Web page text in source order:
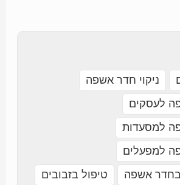
ניקוי חדר אשפה
לעסקים
למסעדות
למפעלים
בחדר אשפה
טיפול בזבובים